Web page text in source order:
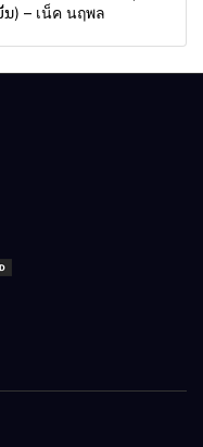
) – เน็ค นฤพล